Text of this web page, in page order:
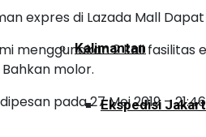
Kalimantan
Ekspedisi
expres di Lazada Mall
menggunakan 2 kali fasilitas
molor.
pada 27 Mei 2019 –